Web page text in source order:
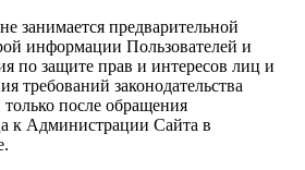
занимается предварительной
информации Пользователей и
по защите прав и интересов лиц и
требований законодательства
после обращения
к Администрации Сайта в